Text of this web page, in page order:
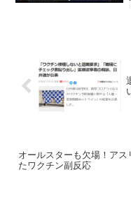
オールスターも欠場！アス
たワクチン副反応